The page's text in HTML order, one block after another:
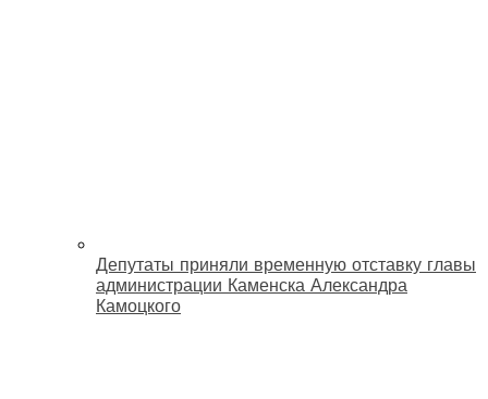
Депутаты приняли временную отставку главы
администрации Каменска Александра
Камоцкого